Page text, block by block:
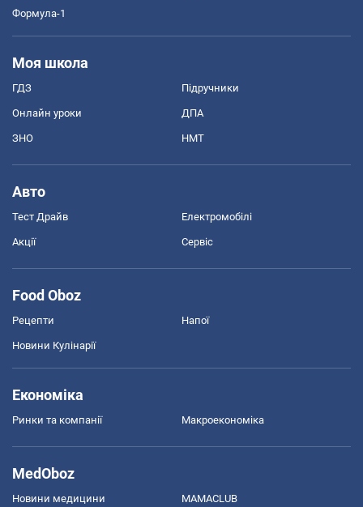
Формула-1
Моя школа
ГДЗ Підручники
Онлайн уроки ДПА
ЗНО НМТ
Авто
Тест Драйв Електромобілі
Акції Сервіс
Food Oboz
Рецепти Напої
Новини Кулінарії
Економіка
Ринки та компанії Макроекономіка
MedOboz
Новини медицини MAMACLUB